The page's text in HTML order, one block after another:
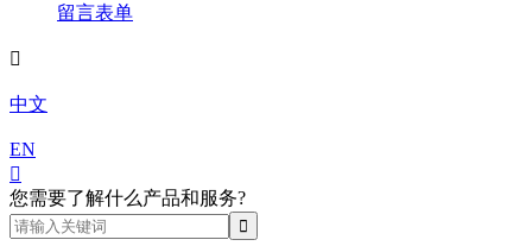
留言表单

中文
EN

您需要了解什么产品和服务?